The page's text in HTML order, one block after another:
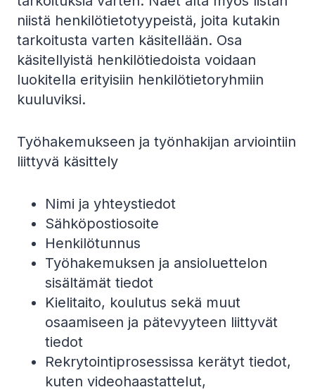
niistä henkilötietotyypeistä, joita kutakin
tarkoitusta varten käsitellään. Osa
käsitellyistä henkilötiedoista voidaan
luokitella erityisiin henkilötietoryhmiin
kuuluviksi.
Työhakemukseen ja työnhakijan arviointiin
liittyvä käsittely
Nimi ja yhteystiedot
Sähköpostiosoite
Henkilötunnus
Työhakemuksen ja ansioluettelon
sisältämät tiedot
Kielitaito, koulutus sekä muut
osaamiseen ja pätevyyteen liittyvät
tiedot
Rekrytointiprosessissa kerätyt tiedot,
kuten videohaastattelut,